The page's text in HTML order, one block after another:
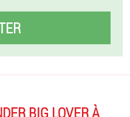
BIG LOVER À